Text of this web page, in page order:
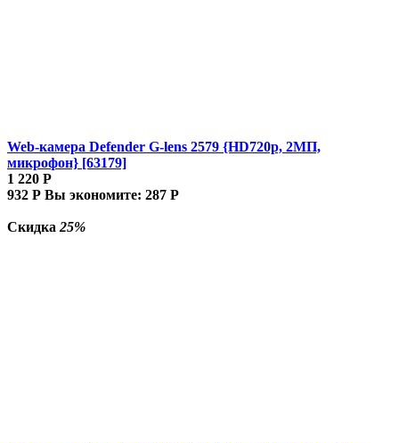
Web-камера Defender G-lens 2579 {HD720p, 2МП,
микрофон} [63179]
1 220 Р
932 Р Вы экономите: 287 Р
Скидка 25%